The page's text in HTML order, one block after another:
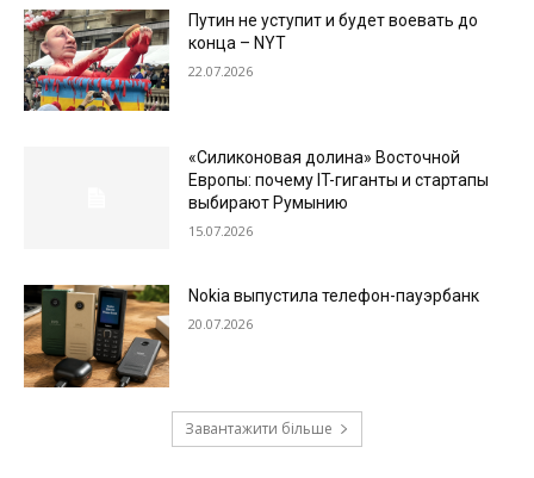
Путин не уступит и будет воевать до
конца – NYT
22.07.2026
«Силиконовая долина» Восточной
Европы: почему IT-гиганты и стартапы
выбирают Румынию
15.07.2026
Nokia выпустила телефон-пауэрбанк
20.07.2026
Завантажити більше